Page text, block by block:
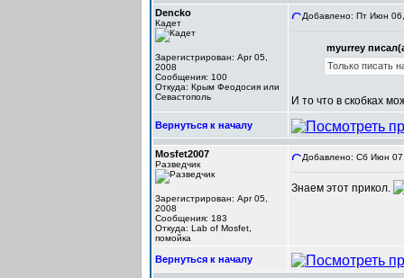
Dencko
Кадет
Зарегистрирован: Apr 05,
2008
Сообщения: 100
Откуда: Крым Феодосия или
Севастополь
Добавлено: Пт Июн
myurrey
Только писать
И то что в скобках
Вернуться к началу
Mosfet2007
Разведчик
Зарегистрирован: Apr 05,
2008
Сообщения: 183
Откуда: Lab of Mosfet,
помойка
Добавлено: Сб Июн
Знаем этот прикол.
Вернуться к началу